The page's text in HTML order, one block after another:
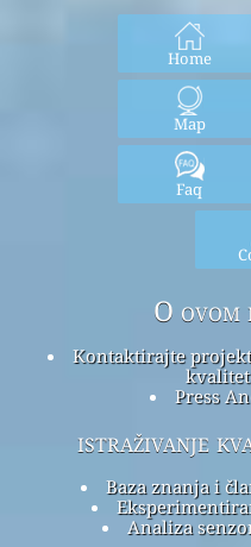
Home
Map
Faq
O
Kontaktirajte
Press
istraživanje
Baza znanja i
Analiza